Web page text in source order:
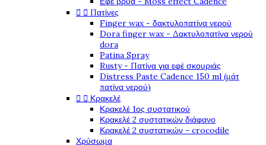
  Πατίνες
Finger wax - δακτυλοπατίνα νερού
Dora finger wax - Δακτυλοπατίνα νερού
dora
Patina Spray
Rusty - Πατίνα για εφέ σκουριάς
Distress Paste Cadence 150 ml (μάτ
πατίνα νερού)
  Κρακελέ
Κρακελέ 1ος συστατικού
Κρακελέ 2 συστατικών διάφανο
Κρακελέ 2 συστατικών - crocodile
Χρύσωμα